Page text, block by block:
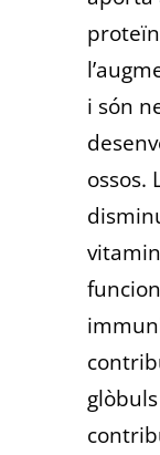
i són
ossos.